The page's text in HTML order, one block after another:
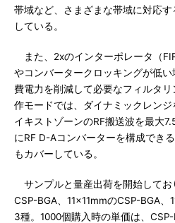
帯域など、さまざまな帯域に対応
している。
また、2xのインターポレータ（
やコンバータークロッキングが低
費電力を削減して必要なフィルタ
作モードでは、ダイナミックレン
イキストゾーンのRF搬送波を最大
にRF D-Aコンバーターを構成でき
もカバーしている。
サンプルと量産出荷を開始して
CSP-BGA、11×11mmのCSP-BGA、
3種。1000個購入時の単価は、